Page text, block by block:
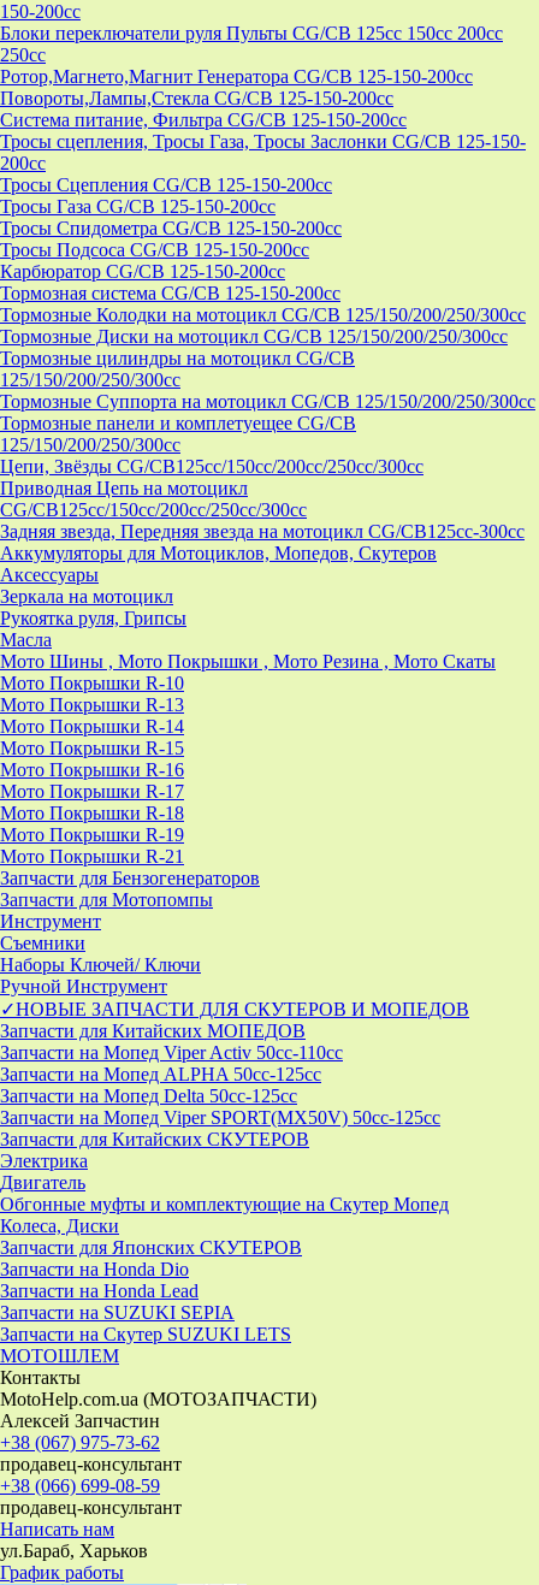
150-200cc
Блоки переключатели руля Пульты CG/CB 125cc 150cc 200cc
250cc
Ротор,Магнето,Магнит Генератора CG/CB 125-150-200cc
Повороты,Лампы,Стекла CG/CB 125-150-200cc
Система питание, Фильтра CG/CB 125-150-200cc
Тросы сцепления, Тросы Газа, Тросы Заслонки CG/CB 125-150-
200cc
Тросы Сцепления CG/CB 125-150-200cc
Тросы Газа CG/CB 125-150-200cc
Тросы Спидометра CG/CB 125-150-200cc
Тросы Подсоса CG/CB 125-150-200cc
Карбюратор CG/CB 125-150-200cc
Тормозная система CG/CB 125-150-200cc
Тормозные Колодки на мотоцикл CG/CB 125/150/200/250/300cc
Тормозные Диски на мотоцикл CG/CB 125/150/200/250/300cc
Тормозные цилиндры на мотоцикл CG/CB
125/150/200/250/300cc
Тормозные Суппорта на мотоцикл CG/CB 125/150/200/250/300cc
Тормозные панели и комплетуещее CG/CB
125/150/200/250/300cc
Цепи, Звёзды CG/CB125cc/150cc/200cc/250cc/300cc
Приводная Цепь на мотоцикл
CG/CB125cc/150cc/200cc/250cc/300cc
Задняя звезда, Передняя звезда на мотоцикл CG/CB125cc-300сс
Аккумуляторы для Мотоциклов, Мопедов, Скутеров
Аксессуары
Зеркала на мотоцикл
Рукоятка руля, Грипсы
Масла
Мото Шины , Мото Покрышки , Мото Резина , Мото Скаты
Мото Покрышки R-10
Мото Покрышки R-13
Мото Покрышки R-14
Мото Покрышки R-15
Мото Покрышки R-16
Мото Покрышки R-17
Мото Покрышки R-18
Мото Покрышки R-19
Мото Покрышки R-21
Запчасти для Бензогенераторов
Запчасти для Мотопомпы
Инструмент
Съемники
Наборы Ключей/ Ключи
Ручной Инструмент
✓НОВЫЕ ЗАПЧАСТИ ДЛЯ СКУТЕРОВ И МОПЕДОВ
Запчасти для Китайских МОПЕДОВ
Запчасти на Мопед Viper Activ 50cc-110cc
Запчасти на Мопед ALPHA 50cc-125cc
Запчасти на Мопед Delta 50cc-125cc
Запчасти на Мопед Viper SPORT(MX50V) 50cc-125cc
Запчасти для Китайских СКУТЕРОВ
Электрика
Двигатель
Обгонные муфты и комплектующие на Скутер Мопед
Колеса, Диски
Запчасти для Японских СКУТЕРОВ
Запчасти на Honda Dio
Запчасти на Honda Lead
Запчасти на SUZUKI SEPIA
Запчасти на Скутер SUZUKI LETS
МОТОШЛЕМ
Контакты
MotoHelp.com.ua (МОТОЗАПЧАСТИ)
Алексей Запчастин
+38 (067) 975-73-62
продавец-консультант
+38 (066) 699-08-59
продавец-консультант
Написать нам
ул.Бараб, Харьков
График работы